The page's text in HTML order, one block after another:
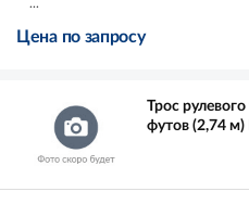
...
Цена по запросу
Трос
футов (2,74